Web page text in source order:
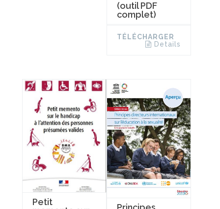
(outil PDF
complet)
TÉLÉCHARGER
Details
Petit